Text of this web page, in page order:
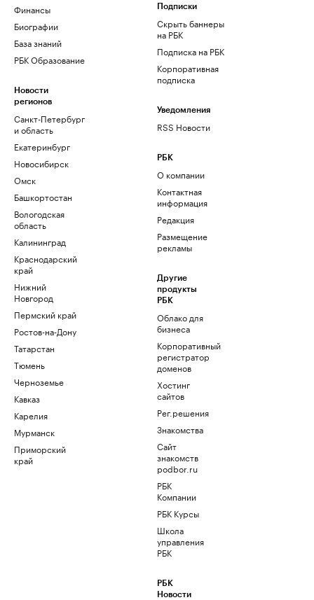
Финансы
Биографии
База знаний
РБК Образование
Новости
регионов
Санкт-Петербург
и область
Екатеринбург
Новосибирск
Омск
Башкортостан
Вологодская
область
Калининград
Краснодарский
край
Нижний
Новгород
Пермский край
Ростов-на-Дону
Татарстан
Тюмень
Черноземье
Кавказ
Карелия
Мурманск
Приморский
край
Подписки
Скрыть баннеры
на РБК
Подписка на РБК
Корпоративная
подписка
Уведомления
RSS Новости
РБК
О компании
Контактная
информация
Редакция
Размещение
рекламы
Другие
продукты
РБК
Облако для
бизнеса
Корпоративный
регистратор
доменов
Хостинг
сайтов
Рег.решения
Знакомства
Сайт
знакомств
podbor.ru
РБК
Компании
РБК Курсы
Школа
управления
РБК
РБК
Новости